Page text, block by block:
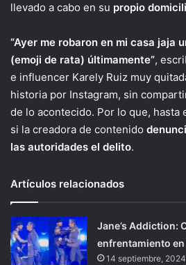
llevado a cabo en su propio
“Ayer me robaron en mi casa jaja
(emoji de rata) últimamente”,
e influencer Karely Ruiz muy
historia por Instagram, sin
de lo acontecido. Por lo que, hasta
si la creadora de contenido
las autoridades el delito.
Artículos relacionados
Jane’s Addiction:
enfrentamiento
14 septiembre, 2024